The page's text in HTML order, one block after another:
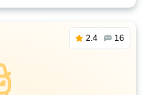
2.4 16